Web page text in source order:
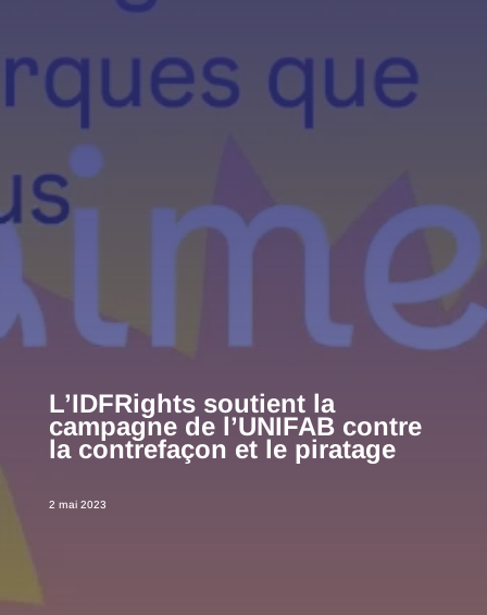
L’IDFRights soutient la
campagne de l’UNIFAB contre
la contrefaçon et le piratage
2 mai 2023